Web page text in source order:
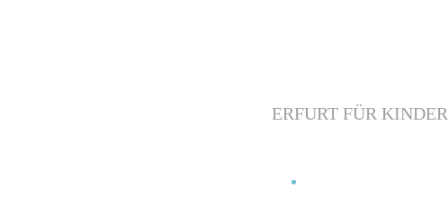
ERFURT FÜR KINDER